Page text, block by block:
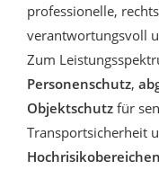
professionelle,
verantwortungsvoll
Zum
Personenschutz,
Objektschutz für
Transportsicherheit
Hochrisikobereichen